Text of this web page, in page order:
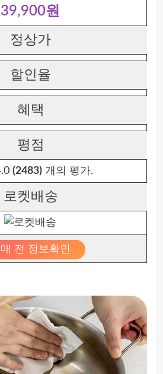
39,900원
정상가
할인율
혜택
평점
(2483)개의 평가.
로켓배송
전 정보확인